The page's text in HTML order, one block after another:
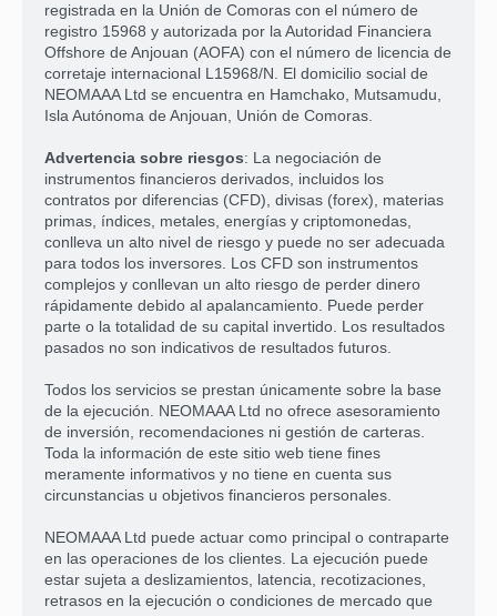
registrada en la Unión de Comoras con el número de
registro 15968 y autorizada por la Autoridad Financiera
Offshore de Anjouan (AOFA) con el número de licencia de
corretaje internacional L15968/N. El domicilio social de
NEOMAAA Ltd se encuentra en Hamchako, Mutsamudu,
Isla Autónoma de Anjouan, Unión de Comoras.
Advertencia sobre riesgos: La negociación de
instrumentos financieros derivados, incluidos los
contratos por diferencias (CFD), divisas (forex), materias
primas, índices, metales, energías y criptomonedas,
conlleva un alto nivel de riesgo y puede no ser adecuada
para todos los inversores. Los CFD son instrumentos
complejos y conllevan un alto riesgo de perder dinero
rápidamente debido al apalancamiento. Puede perder
parte o la totalidad de su capital invertido. Los resultados
pasados no son indicativos de resultados futuros.
Todos los servicios se prestan únicamente sobre la base
de la ejecución. NEOMAAA Ltd no ofrece asesoramiento
de inversión, recomendaciones ni gestión de carteras.
Toda la información de este sitio web tiene fines
meramente informativos y no tiene en cuenta sus
circunstancias u objetivos financieros personales.
NEOMAAA Ltd puede actuar como principal o contraparte
en las operaciones de los clientes. La ejecución puede
estar sujeta a deslizamientos, latencia, recotizaciones,
retrasos en la ejecución o condiciones de mercado que